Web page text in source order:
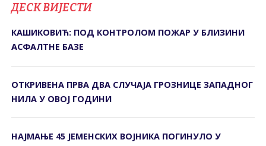
ДЕСК ВИЈЕСТИ
КАШИКОВИЋ: ПОД КОНТРОЛОМ ПОЖАР У БЛИЗИНИ
АСФАЛТНЕ БАЗЕ
ОТКРИВЕНА ПРВА ДВА СЛУЧАЈА ГРОЗНИЦЕ ЗАПАДНОГ
НИЛА У ОВОЈ ГОДИНИ
НАЈМАЊЕ 45 ЈЕМЕНСКИХ ВОЈНИКА ПОГИНУЛО У